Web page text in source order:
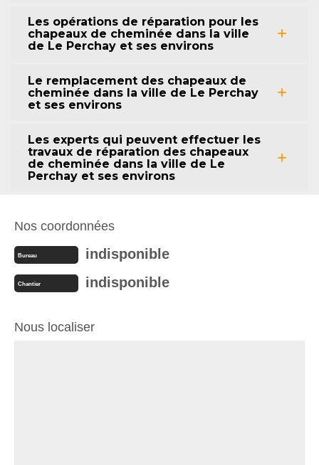
Les opérations de réparation pour les
chapeaux de cheminée dans la ville
de Le Perchay et ses environs
Le remplacement des chapeaux de
cheminée dans la ville de Le Perchay
et ses environs
Les experts qui peuvent effectuer les
travaux de réparation des chapeaux
de cheminée dans la ville de Le
Perchay et ses environs
Nos coordonnées
Bureau indisponible
Chantier indisponible
Nous localiser